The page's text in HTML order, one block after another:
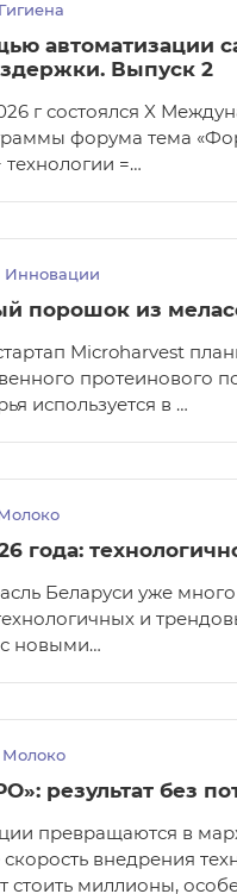
Гигиена
автоматизации
Выпуск 2
г состоялся X
форума тема
технологии =…
Инновации
порошок из
Microharvest
протеинового
используется в …
года:
Беларуси уже
и
с новыми…
Молоко
результат без
превращаются в
скорость внедрения
стоить миллионы,